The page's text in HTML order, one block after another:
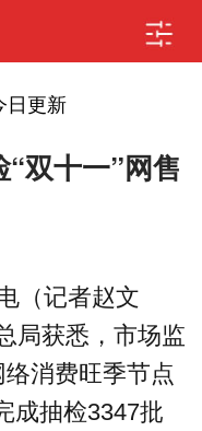
日更新
双十一”网售
（记者赵文
局获悉，市场监
络消费旺季节点
成抽检3347批